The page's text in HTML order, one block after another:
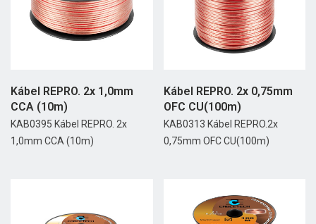
Kábel REPRO. 2x 1,0mm
CCA (10m)
KAB0395 Kábel REPRO. 2x
1,0mm CCA (10m)
Kábel REPRO. 2x 0,75mm
OFC CU(100m)
KAB0313 Kábel REPRO.2x
0,75mm OFC CU(100m)